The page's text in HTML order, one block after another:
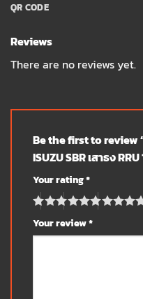
QR CODE
Reviews
There are no reviews yet.
Be the first to review
ISUZU SBR เสาธง RRU
Your rating*
Your review*